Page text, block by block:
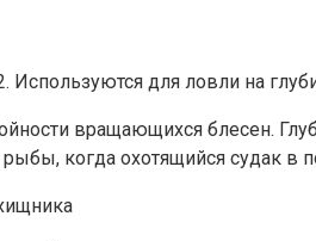
для ловли на
вращающихся блесен.
когда охотящийся судак в